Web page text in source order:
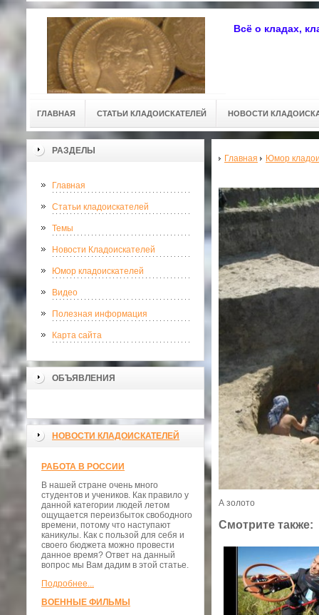
Всё о кладах,
ГЛАВНАЯ СТАТЬИ КЛАДОИСКАТЕЛЕЙ НОВОСТИ
РАЗДЕЛЫ
Главная
Статьи кладоискателей
Темы
Новости Кладоискателей
Юмор кладоискателей
Видео
Полезная информация
Карта сайта
ОБЪЯВЛЕНИЯ
НОВОСТИ КЛАДОИСКАТЕЛЕЙ
РАБОТА В РОССИИ
В нашей стране очень много
студентов и учеников. Как правило у
данной категории людей летом
ощущается переизбыток свободного
времени, потому что наступают
каникулы. Как с пользой для себя и
своего бюджета можно провести
данное время? Ответ на данный
вопрос мы Вам дадим в этой статье.
Подробнее...
ВОЕННЫЕ ФИЛЬМЫ
Главная Юмор
А золото
Смотрите также: